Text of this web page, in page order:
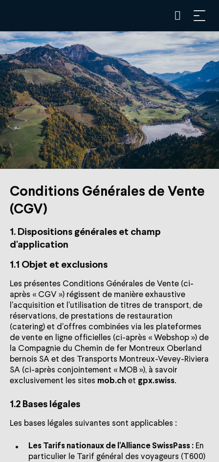
Conditions Générales de Vente
(CGV)
1. Dispositions générales et champ
d'application
1.1 Objet et exclusions
Les présentes Conditions Générales de Vente (ci-
après « CGV ») régissent de manière exhaustive
l'acquisition et l'utilisation de titres de transport, de
réservations, de prestations de restauration
(catering) et d'offres combinées via les plateformes
de vente en ligne officielles (ci-après « Webshop ») de
la Compagnie du Chemin de fer Montreux Oberland
bernois SA et des Transports Montreux-Vevey-Riviera
SA (ci-après conjointement « MOB »), à savoir
exclusivement les sites mob.ch et gpx.swiss.
1.2 Bases légales
Les bases légales suivantes sont applicables :
Les Tarifs nationaux de l'Alliance SwissPass : En
particulier le Tarif général des voyageurs (T600)